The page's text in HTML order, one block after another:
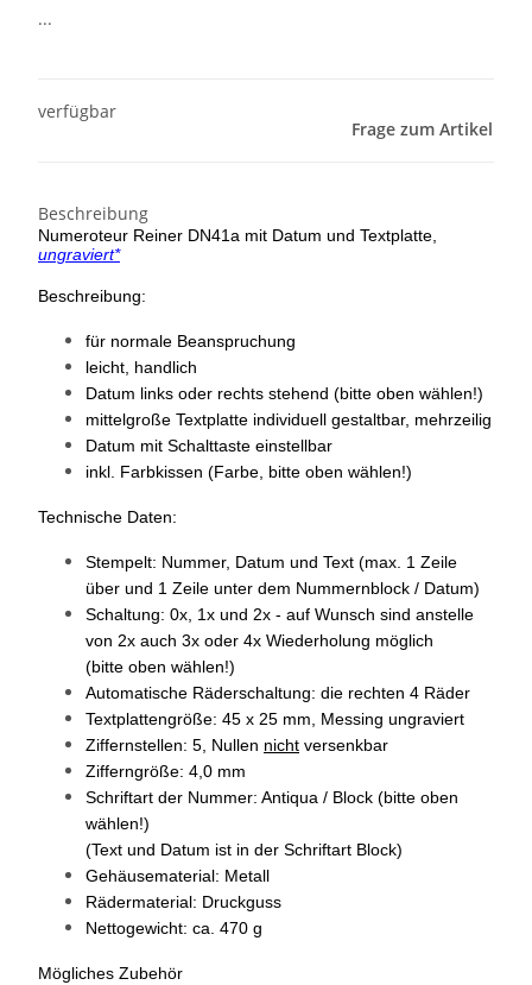
...
verfügbar
Frage zum Artikel
Beschreibung
Numeroteur Reiner DN41a mit Datum und Textplatte,
ungraviert*
Beschreibung:
für normale Beanspruchung
leicht, handlich
Datum links oder rechts stehend (bitte oben wählen!)
mittelgroße Textplatte individuell gestaltbar, mehrzeilig
Datum mit Schalttaste einstellbar
inkl. Farbkissen (Farbe, bitte oben wählen!)
Technische Daten:
Stempelt: Nummer, Datum und Text (max. 1 Zeile
über und 1 Zeile unter dem Nummernblock / Datum)
Schaltung: 0x, 1x und 2x - auf Wunsch sind anstelle
von 2x auch 3x oder 4x Wiederholung möglich
(bitte oben wählen!)
Automatische Räderschaltung: die rechten 4 Räder
Textplattengröße: 45 x 25 mm, Messing ungraviert
Ziffernstellen: 5, Nullen nicht versenkbar
Zifferngröße: 4,0 mm
Schriftart der Nummer: Antiqua / Block (bitte oben
wählen!)
(Text und Datum ist in der Schriftart Block)
Gehäusematerial: Metall
Rädermaterial: Druckguss
Nettogewicht: ca. 470 g
Mögliches Zubehör